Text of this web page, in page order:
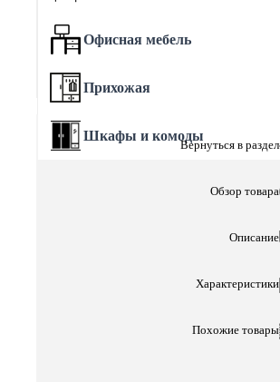
Офисная мебель
Прихожая
Шкафы и комоды
Вернуться в раздел
Обзор товара
Описание
Характеристики
Похожие товары